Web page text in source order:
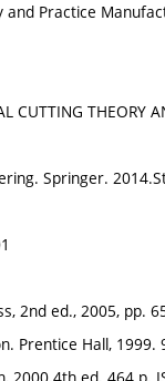
Practice
THEORY
Springer.
2nd ed., 2005, pp.
Prentice Hall, 1999.